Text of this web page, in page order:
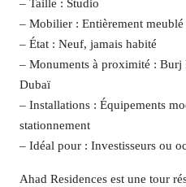
– Taille : Studio
– Mobilier : Entièrement meublé
– État : Neuf, jamais habité
– Monuments à proximité : Burj
Dubaï
– Installations : Équipements
stationnement
– Idéal pour : Investisseurs ou
Ahad Residences est une tour